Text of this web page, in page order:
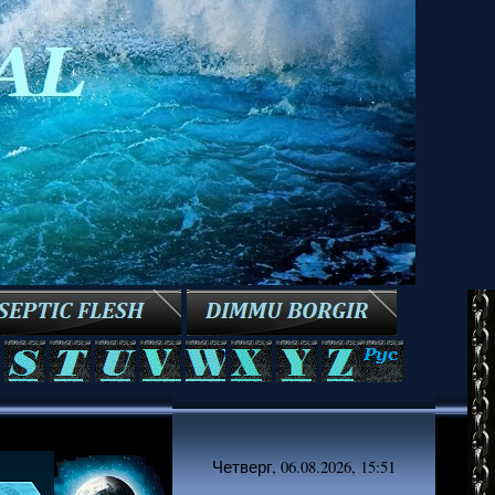
Четверг, 06.08.2026, 15:51